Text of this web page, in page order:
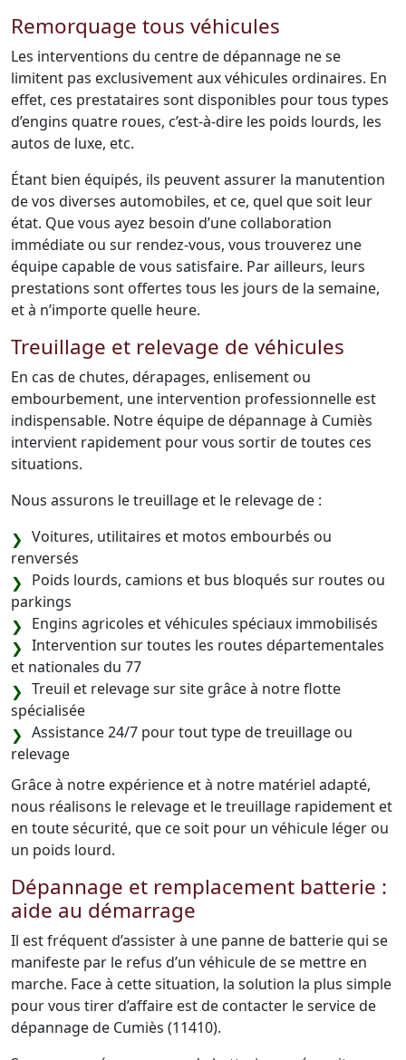
Remorquage tous véhicules
Les interventions du centre de dépannage ne se
limitent pas exclusivement aux véhicules ordinaires. En
effet, ces prestataires sont disponibles pour tous types
d’engins quatre roues, c’est-à-dire les poids lourds, les
autos de luxe, etc.
Étant bien équipés, ils peuvent assurer la manutention
de vos diverses automobiles, et ce, quel que soit leur
état. Que vous ayez besoin d’une collaboration
immédiate ou sur rendez-vous, vous trouverez une
équipe capable de vous satisfaire. Par ailleurs, leurs
prestations sont offertes tous les jours de la semaine,
et à n’importe quelle heure.
Treuillage et relevage de véhicules
En cas de chutes, dérapages, enlisement ou
embourbement, une intervention professionnelle est
indispensable. Notre équipe de dépannage à Cumiès
intervient rapidement pour vous sortir de toutes ces
situations.
Nous assurons le treuillage et le relevage de :
Voitures, utilitaires et motos embourbés ou
renversés
Poids lourds, camions et bus bloqués sur routes ou
parkings
Engins agricoles et véhicules spéciaux immobilisés
Intervention sur toutes les routes départementales
et nationales du 77
Treuil et relevage sur site grâce à notre flotte
spécialisée
Assistance 24/7 pour tout type de treuillage ou
relevage
Grâce à notre expérience et à notre matériel adapté,
nous réalisons le relevage et le treuillage rapidement et
en toute sécurité, que ce soit pour un véhicule léger ou
un poids lourd.
Dépannage et remplacement batterie :
aide au démarrage
Il est fréquent d’assister à une panne de batterie qui se
manifeste par le refus d’un véhicule de se mettre en
marche. Face à cette situation, la solution la plus simple
pour vous tirer d’affaire est de contacter le service de
dépannage de Cumiès (11410).